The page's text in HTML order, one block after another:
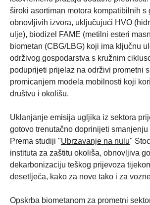
široki asortiman motora kompatibilnih s
obnovljivih izvora, uključujući HVO
ulje), biodizel FAME (metilni esteri
biometan (CBG/LBG) koji ima ključnu
održivog gospodarstva s kružnim
poduprijeti prijelaz na održivi prometni
promicanjem modela mobilnosti koji
društvu i okolišu.
Uklanjanje emisija ugljika iz sektora
gotovo trenutačno doprinijeti smanjenju
Prema studiji "Ubrzavanje na nulu"
instituta za zaštitu okoliša, obnovljiva
dekarbonizaciju teškog prijevoza
desetljeća, kako za nove tako i za
Opskrba biometanom za prometni